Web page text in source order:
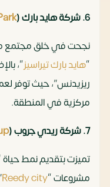
6. شركة هايد بارك (
نجحت في خلق مجتمع
“هايد بارك تيراسيز“،
ريزيدنس”، حيث توفر
مركزية في المنطقة.
7. شركة ريدي جروب (
تميزت بتقديم نمط حياة
مشروعات “Reedy city